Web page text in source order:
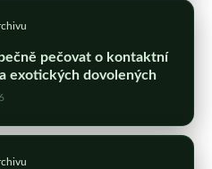
pečovat o kontaktní
exotických dovolených